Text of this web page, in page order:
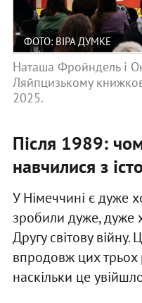
ФОТО: ВІРА ДУМКЕ
Наташа Фройндель і
Ляйпцизькому
2025.
Після 1989:
навчилися з
У Німеччині є дуже
зробили дуже, дуже
Другу світову війну.
впродовж цих трьох
наскільки це